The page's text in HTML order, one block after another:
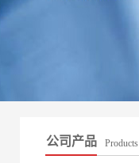
公司产品 Products